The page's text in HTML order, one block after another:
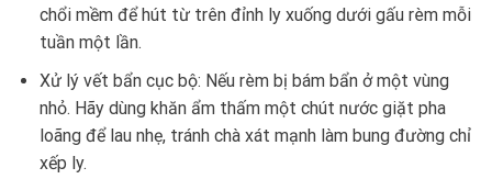
chổi mềm để hút từ trên đỉnh ly xuống dưới gấu rèm mỗi
tuần một lần.
Xử lý vết bẩn cục bộ: Nếu rèm bị bám bẩn ở một vùng
nhỏ. Hãy dùng khăn ẩm thấm một chút nước giặt pha
loãng để lau nhẹ, tránh chà xát mạnh làm bung đường chỉ
xếp ly.